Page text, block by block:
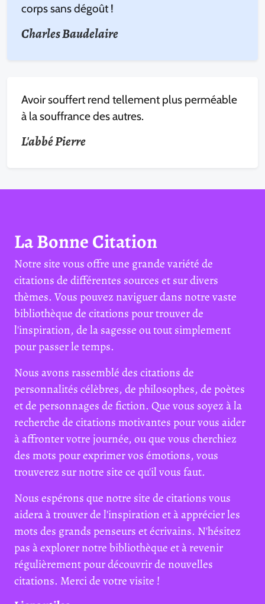
corps sans dégoût !
Charles Baudelaire
Avoir souffert rend tellement plus perméable
à la souffrance des autres.
L'abbé Pierre
La Bonne Citation
Notre site vous offre une grande variété de
citations de différentes sources et sur divers
thèmes. Vous pouvez naviguer dans notre vaste
bibliothèque de citations pour trouver de
l'inspiration, de la sagesse ou tout simplement
pour passer le temps.
Nous avons rassemblé des citations de
personnalités célèbres, de philosophes, de poètes
et de personnages de fiction. Que vous soyez à la
recherche de citations motivantes pour vous aider
à affronter votre journée, ou que vous cherchiez
des mots pour exprimer vos émotions, vous
trouverez sur notre site ce qu'il vous faut.
Nous espérons que notre site de citations vous
aidera à trouver de l'inspiration et à apprécier les
mots des grands penseurs et écrivains. N'hésitez
pas à explorer notre bibliothèque et à revenir
régulièrement pour découvrir de nouvelles
citations. Merci de votre visite !